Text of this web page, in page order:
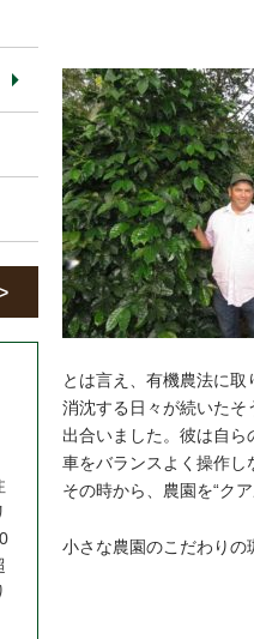
とは言え、有機農法に
消沈する日々が続いたそ
出合いました。彼は自
車をバランスよく操作し
その時から、農園を“ク
小さな農園のこだわりの